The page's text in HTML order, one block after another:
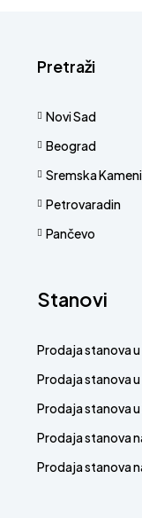
Pretraži
Novi Sad
Beograd
Sremska
Petrovaradin
Pančevo
Stanovi
Prodaja stanova
Prodaja stanova
Prodaja stanova
Prodaja stanova
Prodaja stanova